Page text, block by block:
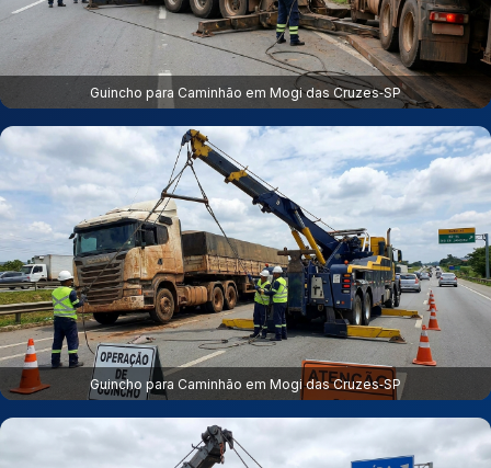
Guincho para Caminhão em Mogi das Cruzes‑SP
Guincho para Caminhão em Mogi das Cruzes‑SP